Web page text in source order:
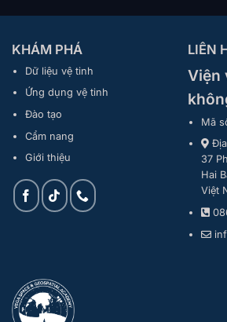
KHÁM PHÁ
Dữ liệu vệ tinh
Ứng dụng vệ tinh
Đào tạo
Cẩm nang
Giới thiệu
LIÊN
Viện
Mã
Địa
37
Hai
Việt